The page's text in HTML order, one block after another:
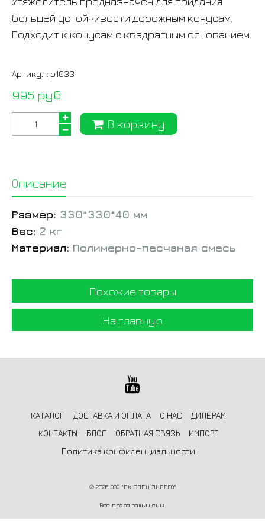
большей устойчивости дорожным конусам.
Подходит к конусам с квадратным основанием.
Артикул: p1033
995 руб
В корзину
Описание
Размер: 330*330*40 мм
Вес: 2 кг
Материал: Полимерно-песчаная смесь
Похожие товары
На главную
КАТАЛОГ ДОСТАВКА И ОПЛАТА О НАС
ДИЛЕРАМ
КОНТАКТЫ
БЛОГ ОБРАТНАЯ СВЯЗЬ
ИМПОРТ
Политика конфиденциальности
© 2026 ООО "ПК СПЕЦ ЭНЕРГО"
Все права защищены.